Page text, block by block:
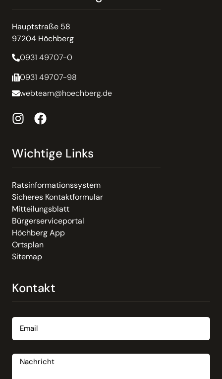
Hauptstraße 58
97204 Höchberg
0931 49707-0
0931 49707-98
webteam@hoechberg.de
Wichtige Links
Ratsinformationssystem
Sicheres Kontaktformular
Mitteilungsblatt
Bürgerserviceportal
Höchberg App
Ortsplan
Sitemap
Kontakt